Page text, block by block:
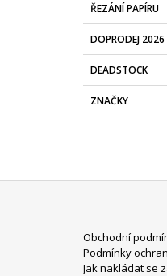
ŘEZÁNÍ PAPÍRU
DOPRODEJ 2026
DEADSTOCK
ZNAČKY
Obchodní
Podmínky
Jak nakládat se